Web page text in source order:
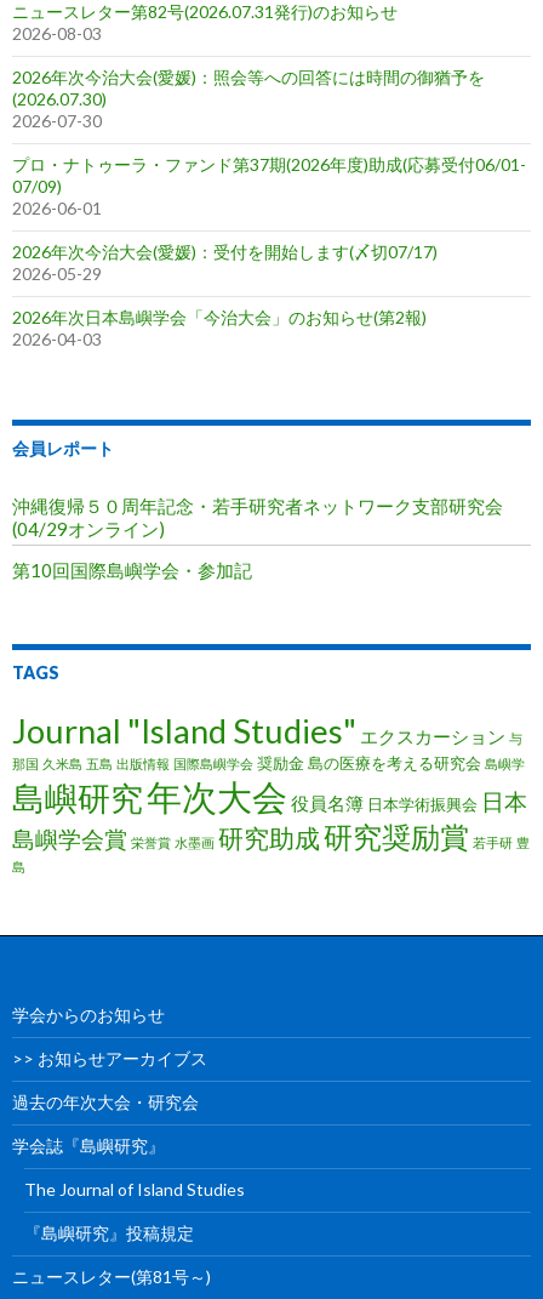
ニュースレター第82号(2026.07.31発行)のお知らせ
2026-08-03
2026年次今治大会(愛媛)：照会等への回答には時間の御猶予を
(2026.07.30)
2026-07-30
プロ・ナトゥーラ・ファンド第37期(2026年度)助成(応募受付06/01-
07/09)
2026-06-01
2026年次今治大会(愛媛)：受付を開始します(〆切07/17)
2026-05-29
2026年次日本島嶼学会「今治大会」のお知らせ(第2報)
2026-04-03
会員レポート
沖縄復帰５０周年記念・若手研究者ネットワーク支部研究会
(04/29オンライン)
第10回国際島嶼学会・参加記
TAGS
Journal "Island Studies" エクスカーション 与
那国 久米島 五島 出版情報 国際島嶼学会 奨励金島の医療を考える研究会 島嶼学
島嶼研究年次大会 役員名簿 日本学術振興会 日本
島嶼学会賞 栄誉賞 水墨画 研究助成研究奨励賞 若手研 豊
島
学会からのお知らせ
>> お知らせアーカイブス
過去の年次大会・研究会
学会誌『島嶼研究』
The Journal of Island Studies
『島嶼研究』投稿規定
ニュースレター(第81号～)